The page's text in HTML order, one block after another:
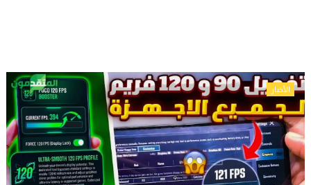
الأخبار